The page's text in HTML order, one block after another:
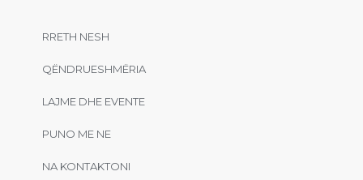
RRETH NESH
QËNDRUESHMËRIA
LAJME DHE EVENTE
PUNO ME NE
NA KONTAKTONI